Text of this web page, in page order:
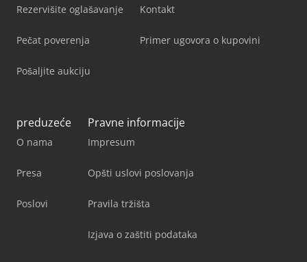
Rezervišite oglašavanje
Pečat poverenja
Pošaljite aukciju
Kontakt
Primer ugovora o kupovini
preduzeće
O nama
Presa
Poslovi
Pravne informacije
Impresum
Opšti uslovi poslovanja
Pravila tržišta
Izjava o zaštiti podataka